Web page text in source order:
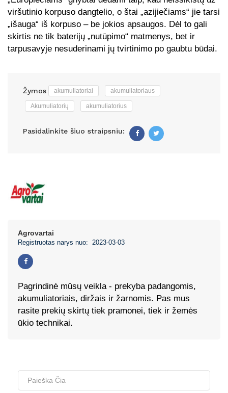
viršutinio korpuso dangtelio, o štai „azijiečiams“ jie tarsi
„išauga“ iš korpuso – be jokios apsaugos. Dėl to gali
skirtis ne tik baterijų „nutūpimo“ matmenys, bet ir
tarpusavyje nesuderinami jų tvirtinimo po gaubtu būdai.
Žymos akumuliatoriai akumuliatoriaus
Akumuliatorių akumuliatorius
Pasidalinkite šiuo straipsniu:
Agrovartai
Registruotas narys nuo: 2023-03-03
Pagrindinė mūsų veikla - prekyba padangomis,
akumuliatoriais, diržais ir žarnomis. Pas mus
rasite prekių skirtų tiek pramonei, tiek ir žemės
ūkio technikai.